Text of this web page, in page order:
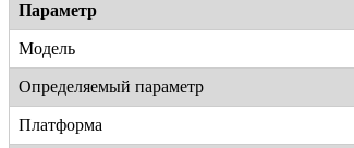
Параметр
Модель
Определяемый параметр
Платформа